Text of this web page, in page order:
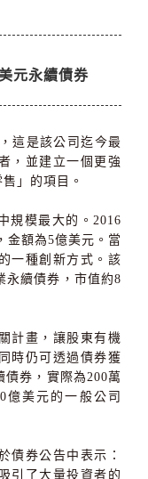
元永續債券
這是該公司迄今最
，並建立一個更強
」的項目。
規模最大的。 2016
金額為5億美元。當
一種創新方式。該
永續債券，市值約8
計畫，讓股東有機
時仍可透過債券獲
債券，實際為200萬
億美元的一般公司
債券公告中表示：
引了大量投資者的